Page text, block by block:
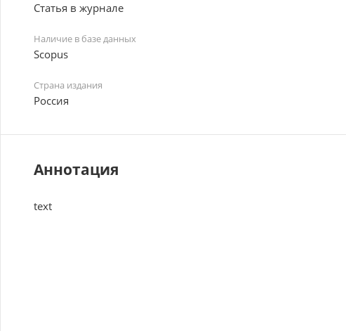
Cтатья в журнале
Наличие в базе данных
Scopus
Страна издания
Россия
Аннотация
text